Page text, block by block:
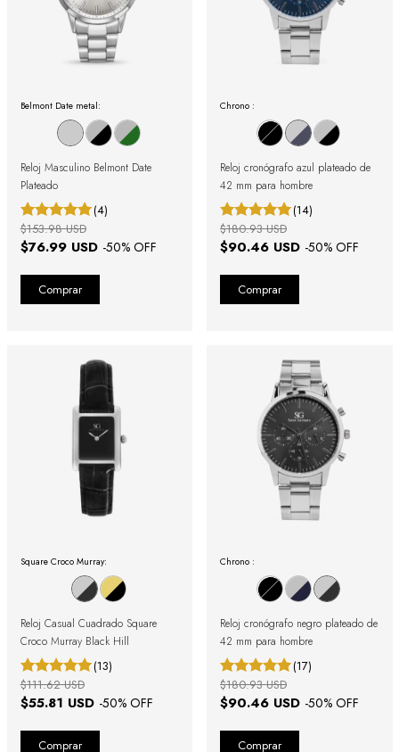
Belmont Date metal:
Reloj Masculino Belmont Date
Plateado
(4)
$76.99 USD -50% OFF
$153.98 USD
Chrono :
Reloj cronógrafo azul plateado de
42 mm para hombre
(14)
$90.46 USD -50% OFF
$180.93 USD
Square Croco Murray:
Reloj Casual Cuadrado Square
Croco Murray Black Hill
(13)
$55.81 USD -50% OFF
$111.62 USD
Chrono :
Reloj cronógrafo negro plateado de
42 mm para hombre
(17)
$90.46 USD -50% OFF
$180.93 USD